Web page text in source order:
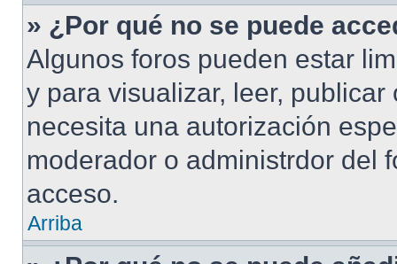
» ¿Por qué no se puede
Algunos foros pueden estar
y para visualizar, leer,
necesita una autorización
moderador o administrdor del
acceso.
Arriba